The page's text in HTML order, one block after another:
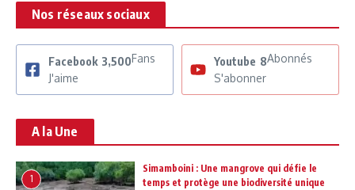
Nos réseaux sociaux
Facebook 3,500Fans
J'aime
Youtube 8Abonnés
S'abonner
A la Une
1
Simamboini : Une mangrove qui défie le
temps et protège une biodiversité unique